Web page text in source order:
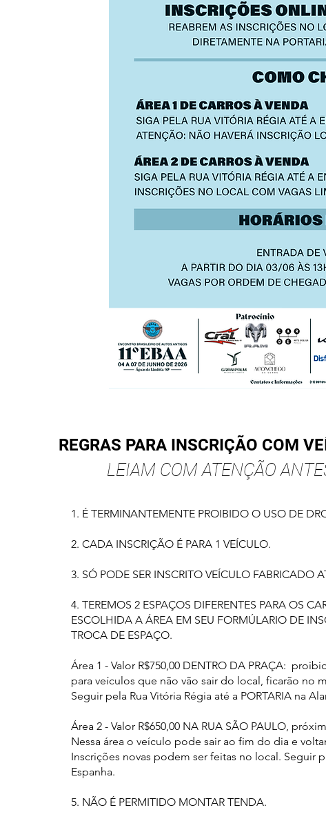
REGRAS PARA INSCRIÇÃO COM
LEIAM COM ATENÇÃO
1. É TERMINANTEMENTE PROIBIDO O USO DE
2. CADA INSCRIÇÃO É PARA 1 VEÍCULO.
3. SÓ PODE SER INSCRITO VEÍCULO FABRICADO
4. TEREMOS 2 ESPAÇOS DIFERENTES PARA OS
ESCOLHIDA A ÁREA EM SEU FORMÚLARIO DE
TROCA DE ESPAÇO.
Área 1 - Valor R$750,00 DENTRO DA PRAÇA:
para veículos que não vão sair do local, ficarão
Seguir pela Rua Vitória Régia até a PORTARIA na
Área 2 - Valor R$650,00 NA RUA SÃO PAULO,
Nessa área o veículo pode sair ao fim do dia e
Inscrições novas podem ser feitas no local. Seguir
Espanha.
5. NÃO É PERMITIDO MONTAR TENDA.